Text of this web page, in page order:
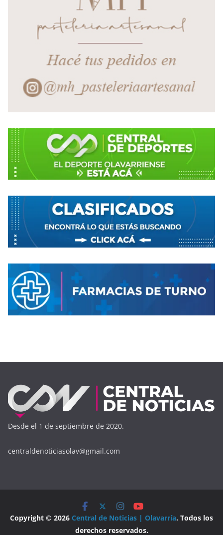
Desde el 1 de septiembre de 2020.
centraldenoticiasolav@gmail.com
Copyright © 2026 Central de Noticias | Olavarría. Todos los
derechos reservados.